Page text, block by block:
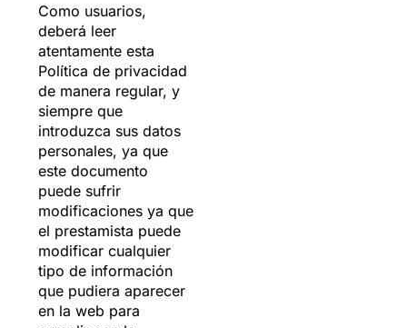
Como usuarios,
deberá leer
atentamente esta
Política de privacidad
de manera regular, y
siempre que
introduzca sus datos
personales, ya que
este documento
puede sufrir
modificaciones ya que
el prestamista puede
modificar cualquier
tipo de información
que pudiera aparecer
en la web para